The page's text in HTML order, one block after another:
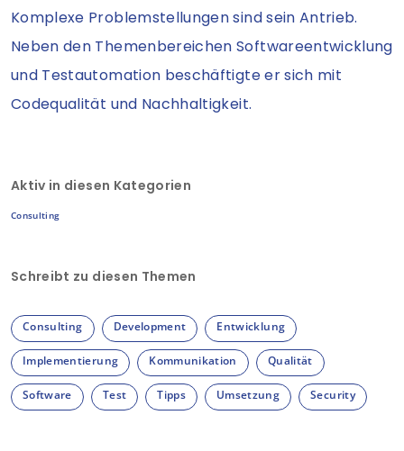
Komplexe Problemstellungen sind sein Antrieb.
Neben den Themenbereichen Softwareentwicklung
und Testautomation beschäftigte er sich mit
Codequalität und Nachhaltigkeit.
Aktiv in diesen Kategorien
Consulting
Schreibt zu diesen Themen
Consulting Development Entwicklung
Implementierung Kommunikation Qualität
Software Test Tipps Umsetzung Security